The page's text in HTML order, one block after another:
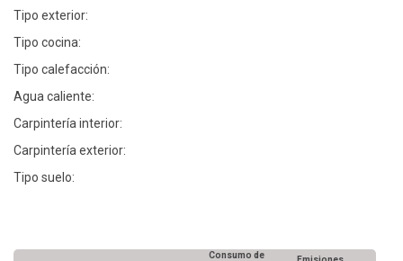
Tipo exterior:
Tipo cocina:
Tipo calefacción:
Agua caliente:
Carpintería interior:
Carpintería exterior:
Tipo suelo:
Consumo de